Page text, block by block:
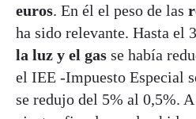
euros. En él el peso de las
ha sido relevante. Hasta el
la luz y el gas se había
el IEE -Impuesto Especial
se redujo del 5% al 0,5%.